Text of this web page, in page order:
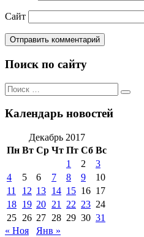
Сайт
Поиск по сайту
Поиск
по:
Поиск
Календарь новостей
Декабрь 2017
Пн Вт Ср Чт Пт Сб Вс
1
2
3
4
5 6 7 8 9
10
11
12 13 14 15 16 17
18 19 20 21 22 23 24
25 26 27 28 29 30 31
« Ноя
Янв »